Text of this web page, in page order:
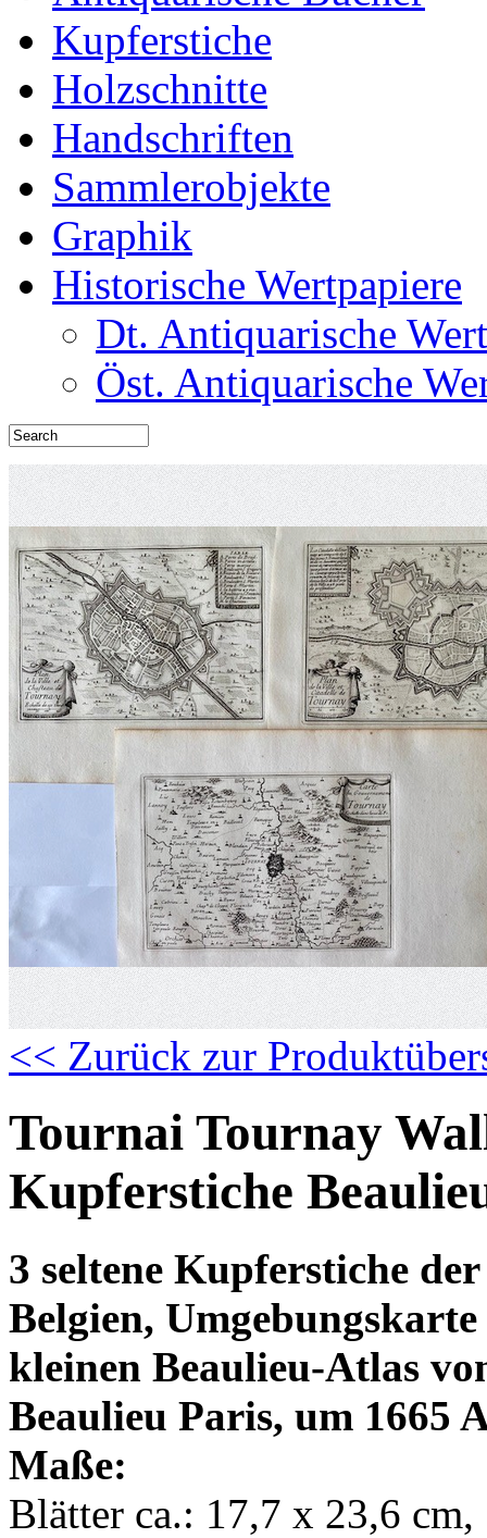
Kupferstiche
Holzschnitte
Handschriften
Sammlerobjekte
Graphik
Historische Wertpapiere
Dt. Antiquarische
Öst. Antiquarische
<< Zurück zur
Tournai Tournay
Kupferstiche
3 seltene Kupferstiche
Belgien,
kleinen Beaulieu-Atlas
Beaulieu Paris, um 1665
Maße:
Blätter ca.: 17,7 x 23,6